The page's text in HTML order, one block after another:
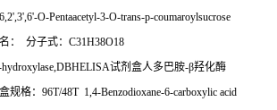
O-Pentaacetyl-3-O-trans-p-coumaroylsucrose
： 分子式： C31H38O18
试剂盒人多巴胺-β羟化酶
规格： 96T/48T 1,4-Benzodioxane-6-carboxylic acid